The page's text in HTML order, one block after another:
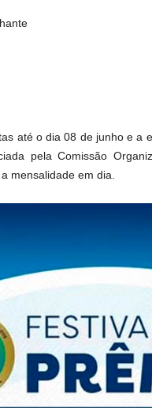
até o dia 08 de junho e a
pela Comissão
mensalidade em dia.